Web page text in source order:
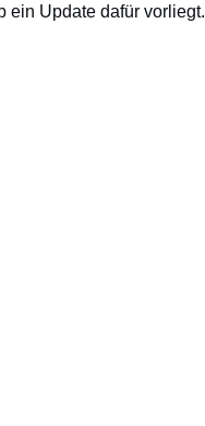
ein Update dafür vorliegt.